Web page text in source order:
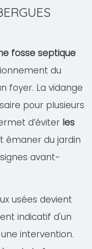
fosse septique
du
foyer. La vidange
pour plusieurs
d’éviter les
émaner du jardin
avant-
usées devient
indicatif d'un
intervention.